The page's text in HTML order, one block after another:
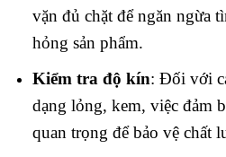
vặn đủ chặt để ngăn ngừa
hỏng sản phẩm.
Kiểm tra độ kín: Đối với
dạng lỏng, kem, việc đảm
quan trọng để bảo vệ chất